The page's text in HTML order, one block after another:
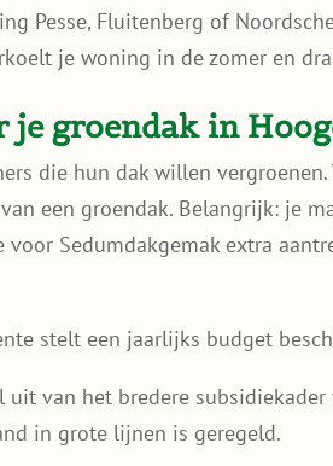
Pesse, Fluitenberg of
je woning in de zomer en
groendak in
die hun dak willen
een groendak. Belangrijk: je
voor Sedumdakgemak extra
stelt een jaarlijks budget
van het bredere
in grote lijnen is geregeld.